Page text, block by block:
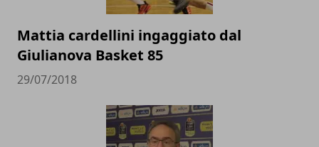
Mattia cardellini ingaggiato dal
Giulianova Basket 85
29/07/2018